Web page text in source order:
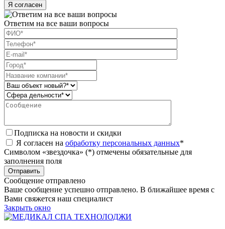
Я согласен
Ответим на все ваши вопросы
Подписка на новости и скидки
Я согласен на обработку персональных данных*
Символом «звездочка» (*) отмечены обязательные для
заполнения поля
Сообщение отправлено
Ваше сообщение успешно отправлено. В ближайшее время с
Вами свяжется наш специалист
Закрыть окно